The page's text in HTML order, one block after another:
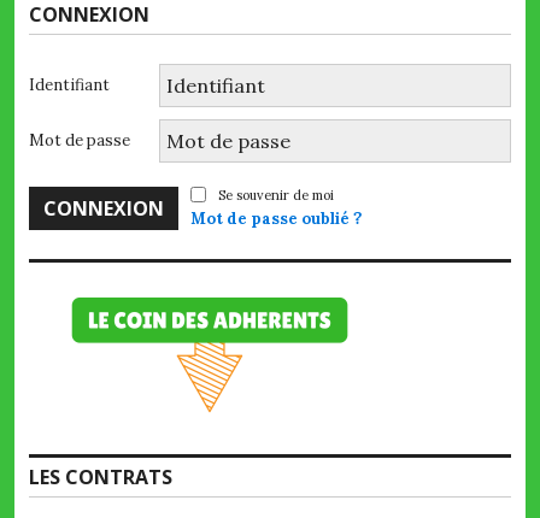
CONNEXION
Identifiant
Mot de passe
Se souvenir de moi
Mot de passe oublié ?
LES CONTRATS